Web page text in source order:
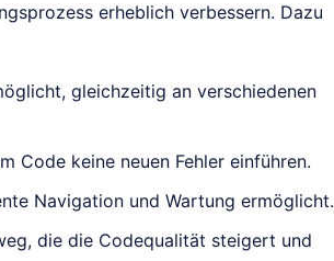
erheblich verbessern. Dazu
gleichzeitig an verschiedenen
Code keine neuen Fehler einführen.
Navigation und Wartung ermöglicht.
die die Codequalität steigert und